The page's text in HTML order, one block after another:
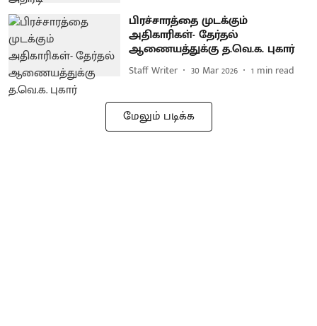
பிரச்சாரத்தை முடக்கும்
அதிகாரிகள்- தேர்தல்
ஆணையத்துக்கு த.வெ.க. புகார்
Staff Writer 30 Mar 2026 1 min read
மேலும் படிக்க